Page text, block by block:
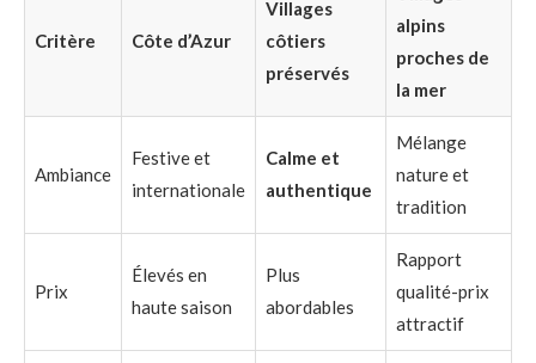
Critère Côte d’Azur
Villages
côtiers
préservés
alpins
proches de
la mer
Ambiance
Festive et
internationale
Calme et
authentique
Mélange
nature et
tradition
Prix
Élevés en
haute saison
Plus
abordables
Rapport
qualité-prix
attractif